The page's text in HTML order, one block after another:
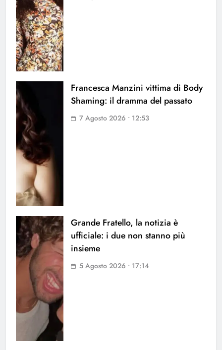
Francesca Manzini vittima di Body
Shaming: il dramma del passato
7 Agosto 2026 • 12:53
Grande Fratello, la notizia è
ufficiale: i due non stanno più
insieme
5 Agosto 2026 • 17:14